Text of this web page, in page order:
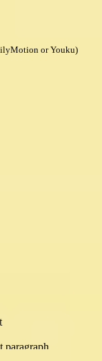
or Youku)
paragraph